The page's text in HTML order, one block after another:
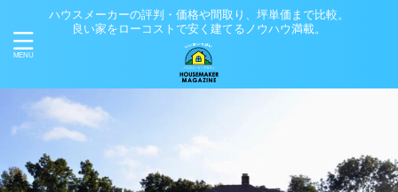
ハウスメーカーの評判・価格や間取り、坪単価まで比較。
良い家をローコストで安く建てるノウハウ満載。